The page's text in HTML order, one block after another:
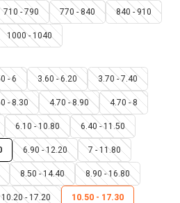
710 - 790 770 - 840 840 - 910
1000 - 1040
- 6 3.60 - 6.20 3.70 - 7.40
- 8.30 4.70 - 8.90 4.70 - 8
6.10 - 10.80 6.40 - 11.50
6.90 - 12.20 7 - 11.80
8.50 - 14.40 8.90 - 16.80
10.20 - 17.20 10.50 - 17.30